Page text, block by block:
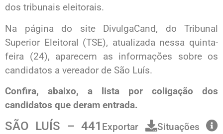
dos tribunais eleitorais.
Na página do site DivulgaCand, do Tribunal
Superior Eleitoral (TSE), atualizada nessa quinta-
feira (24), aparecem as informações sobre os
candidatos a vereador de São Luís.
Confira, abaixo, a lista por coligação dos
candidatos que deram entrada.
SÃO LUÍS –441 Exportar
Situações